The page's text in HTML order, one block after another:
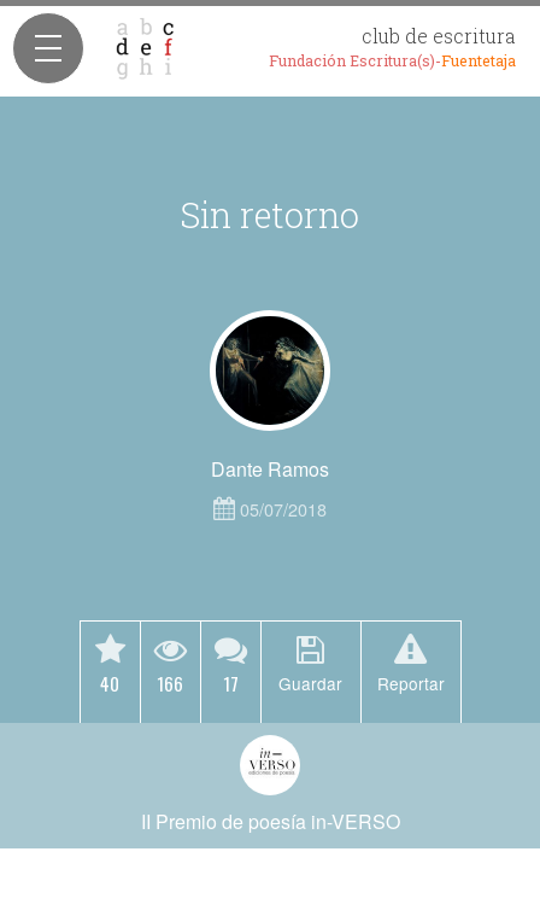
club de escritura
Fundación Escritura(s)-Fuentetaja
Sin retorno
Dante Ramos
05/07/2018
40 166 17 Guardar Reportar
II Premio de poesía in-VERSO